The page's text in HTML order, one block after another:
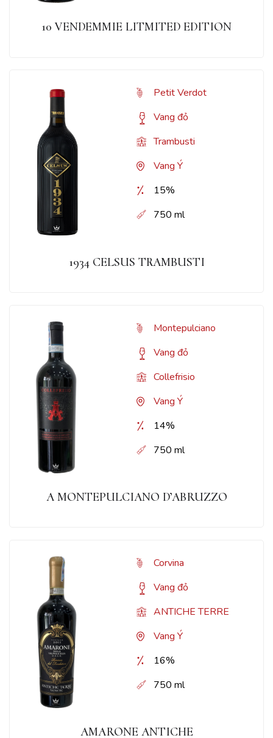
10 VENDEMMIE LITMITED EDITION
Petit Verdot
Vang đỏ
Trambusti
Vang Ý
15%
750 ml
1934 CELSUS TRAMBUSTI
Montepulciano
Vang đỏ
Collefrisio
Vang Ý
14%
750 ml
A MONTEPULCIANO D’ABRUZZO
Corvina
Vang đỏ
ANTICHE TERRE
Vang Ý
16%
750 ml
AMARONE ANTICHE